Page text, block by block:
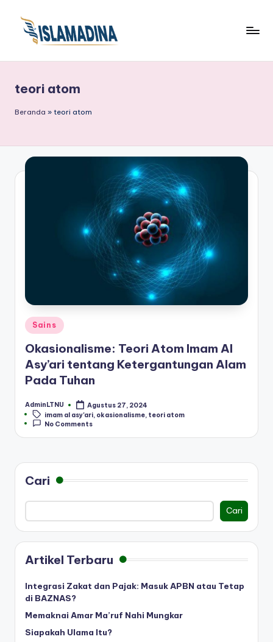
teori atom
Beranda » teori atom
Posted
in
Sains
Okasionalisme: Teori Atom Imam Al
Asy’ari tentang Ketergantungan Alam
Pada Tuhan
Posted
by
AdminLTNU
Agustus 27, 2024
Tags:imam al asy'ari okasionalisme teori atom
No Comments
Cari
Cari
Artikel Terbaru
Integrasi Zakat dan Pajak: Masuk APBN atau Tetap
di BAZNAS?
Memaknai Amar Ma’ruf Nahi Mungkar
Siapakah Ulama Itu?